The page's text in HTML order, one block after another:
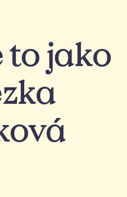
to jako